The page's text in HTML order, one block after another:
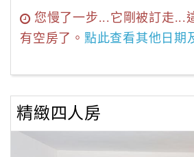
您慢了一步...它剛被訂走...
有空房了。 點此查看其他日期
精緻四人房